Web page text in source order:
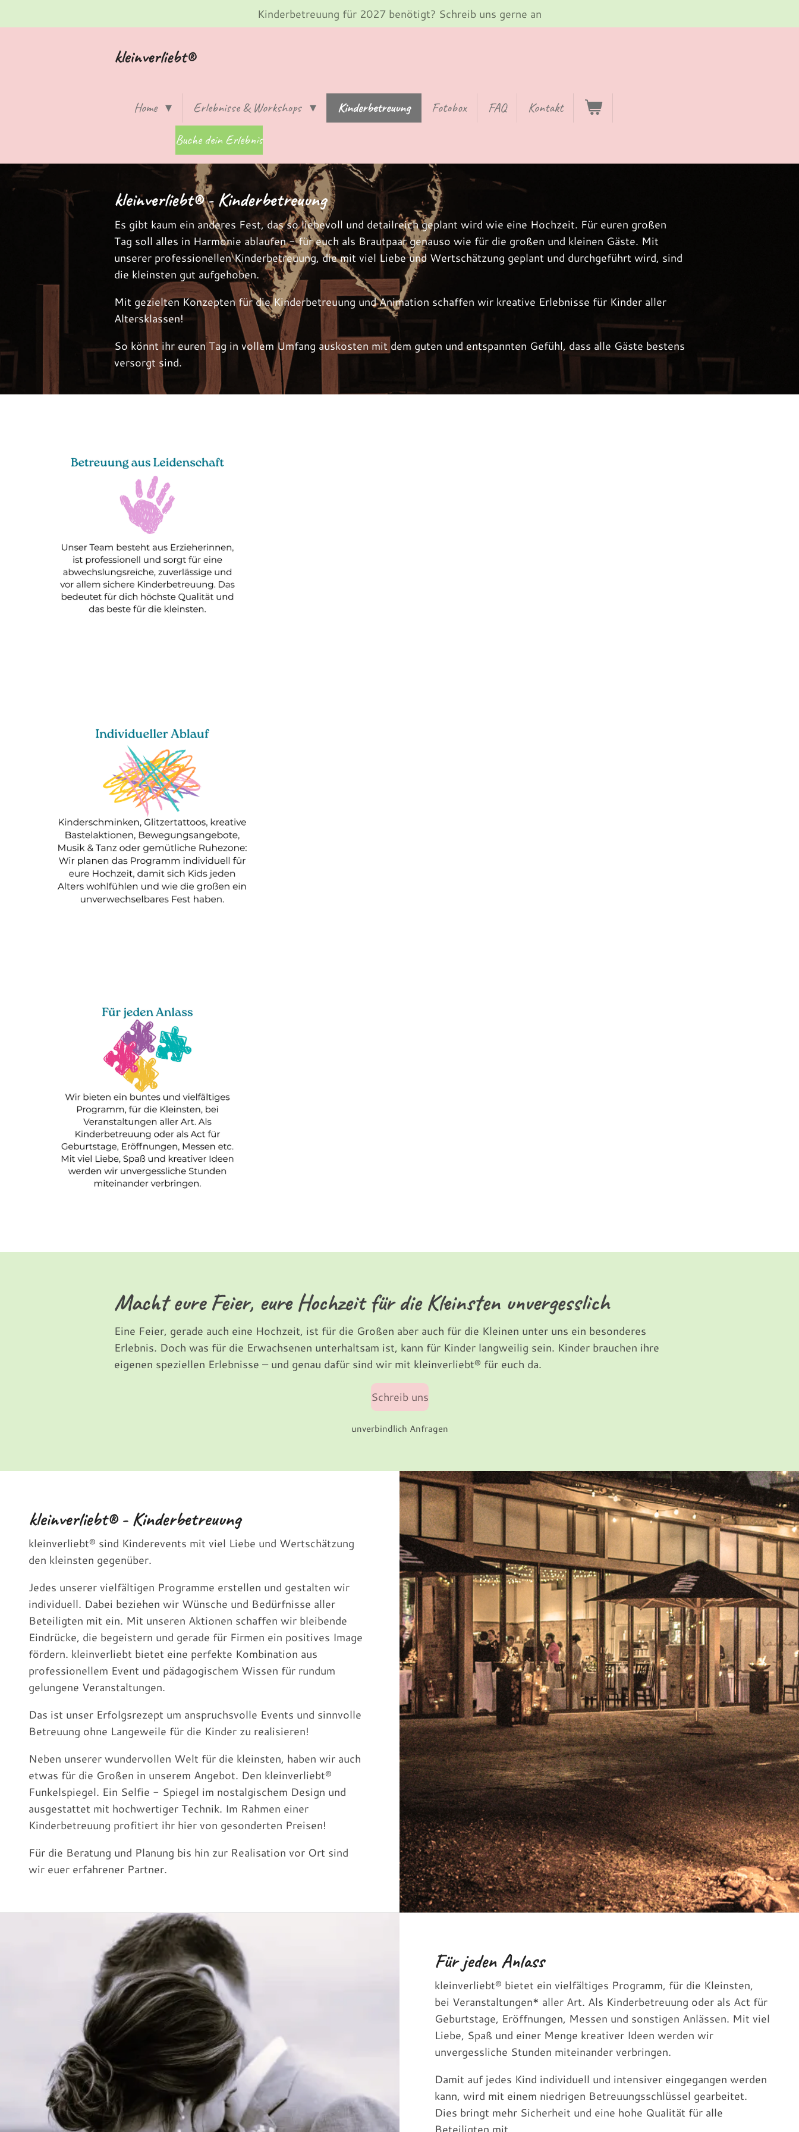
Hauptinhalt
Kinderbetreuung für 2027 benötigt? Schreib uns gerne an
kleinverliebt®
Home Erlebnisse & Workshops Kinderbetreuung Fotobox FAQ
Kontakt
Buche dein Erlebnis
kleinverliebt® - Kinderbetreuung
Es gibt kaum ein anderes Fest, das so liebevoll und detailreich geplant wird wie eine Hochzeit. Für euren großen
Tag soll alles in Harmonie ablaufen - für euch als Brautpaar genauso wie für die großen und kleinen Gäste. Mit
unserer professionellen Kinderbetreuung, die mit viel Liebe und Wertschätzung geplant und durchgeführt wird, sind
die kleinsten gut aufgehoben.
Mit gezielten Konzepten für die Kinderbetreuung und Animation schaffen wir kreative Erlebnisse für Kinder aller
Altersklassen!
So könnt ihr euren Tag in vollem Umfang auskosten mit dem guten und entspannten Gefühl, dass alle Gäste bestens
versorgt sind.
Macht eure Feier, eure Hochzeit für die Kleinsten unvergesslich
Eine Feier, gerade auch eine Hochzeit, ist für die Großen aber auch für die Kleinen unter uns ein besonderes
Erlebnis. Doch was für die Erwachsenen unterhaltsam ist, kann für Kinder langweilig sein. Kinder brauchen ihre
eigenen speziellen Erlebnisse – und genau dafür sind wir mit kleinverliebt® für euch da.
Schreib uns
unverbindlich Anfragen
kleinverliebt® - Kinderbetreuung
kleinverliebt® sind Kinderevents mit viel Liebe und Wertschätzung
den kleinsten gegenüber.
Jedes unserer vielfältigen Programme erstellen und gestalten wir
individuell. Dabei beziehen wir Wünsche und Bedürfnisse aller
Beteiligten mit ein. Mit unseren Aktionen schaffen wir bleibende
Eindrücke, die begeistern und gerade für Firmen ein positives Image
fördern. kleinverliebt bietet eine perfekte Kombination aus
professionellem Event und pädagogischem Wissen für rundum
gelungene Veranstaltungen.
Das ist unser Erfolgsrezept um anspruchsvolle Events und sinnvolle
Betreuung ohne Langeweile für die Kinder zu realisieren!
Neben unserer wundervollen Welt für die kleinsten, haben wir auch
etwas für die Großen in unserem Angebot. Den kleinverliebt®
Funkelspiegel. Ein Selfie - Spiegel im nostalgischem Design und
ausgestattet mit hochwertiger Technik. Im Rahmen einer
Kinderbetreuung profitiert ihr hier von gesonderten Preisen!
Für die Beratung und Planung bis hin zur Realisation vor Ort sind
wir euer erfahrener Partner.
Für jeden Anlass
kleinverliebt® bietet ein vielfältiges Programm, für die Kleinsten,
bei Veranstaltungen* aller Art. Als Kinderbetreuung oder als Act für
Geburtstage, Eröffnungen, Messen und sonstigen Anlässen. Mit viel
Liebe, Spaß und einer Menge kreativer Ideen werden wir
unvergessliche Stunden miteinander verbringen.
Damit auf jedes Kind individuell und intensiver eingegangen werden
kann, wird mit einem niedrigen Betreuungsschlüssel gearbeitet.
Dies bringt mehr Sicherheit und eine hohe Qualität für alle